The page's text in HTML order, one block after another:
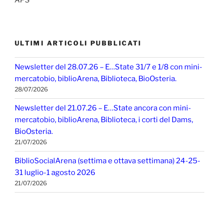
ULTIMI ARTICOLI PUBBLICATI
Newsletter del 28.07.26 – E…State 31/7 e 1/8 con mini-
mercatobio, biblioArena, Biblioteca, BioOsteria.
28/07/2026
Newsletter del 21.07.26 – E…State ancora con mini-
mercatobio, biblioArena, Biblioteca, i corti del Dams,
BioOsteria.
21/07/2026
BiblioSocialArena (settima e ottava settimana) 24-25-
31 luglio-1 agosto 2026
21/07/2026